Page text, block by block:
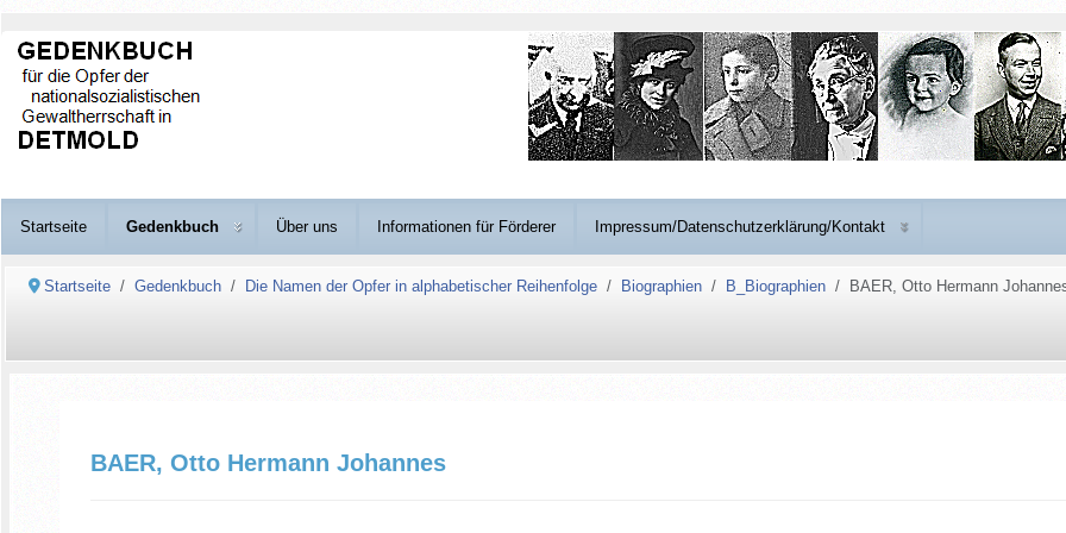
Startseite Gedenkbuch Über uns Informationen für Förderer Impressum/Datenschutzerklärung/Kontakt
Startseite Gedenkbuch Die Namen der Opfer in alphabetischer Reihenfolge Biographien B_Biographien BAER, Otto Hermann
BAER, Otto Hermann Johannes